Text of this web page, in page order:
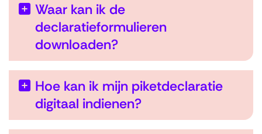
Waar kan ik de
declaratieformulieren
downloaden?
Hoe kan ik mijn piketdeclaratie
digitaal indienen?